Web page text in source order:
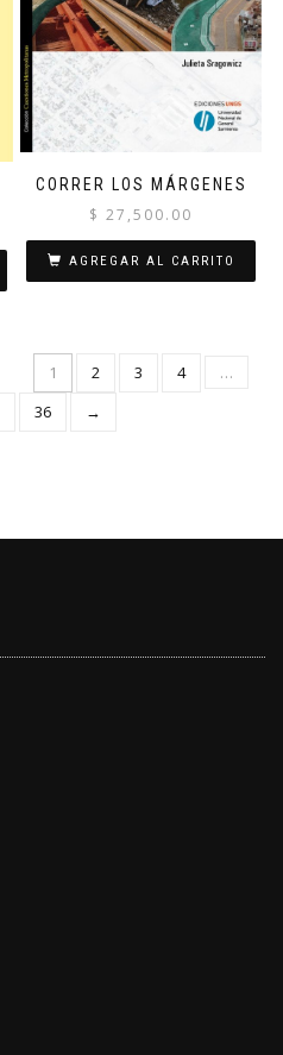
CORRER LOS MÁRGENES
$ 27,500.00
AGREGAR AL CARRITO
1 2 3 4
…
36 →